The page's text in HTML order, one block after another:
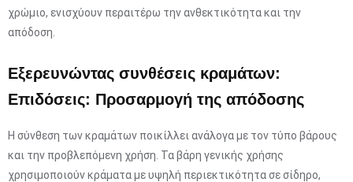
χρώμιο, ενισχύουν περαιτέρω την ανθεκτικότητα και την
απόδοση.
Εξερευνώντας συνθέσεις κραμάτων:
Επιδόσεις: Προσαρμογή της απόδοσης
Η σύνθεση των κραμάτων ποικίλλει ανάλογα με τον τύπο βάρους
και την προβλεπόμενη χρήση. Τα βάρη γενικής χρήσης
χρησιμοποιούν κράματα με υψηλή περιεκτικότητα σε σίδηρο,